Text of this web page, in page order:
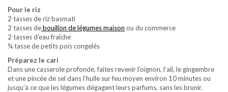
Pour le riz
2 tasses de riz basmati
2 tasses debouillon de légumes maison ou du commerce
2 tasses d’eau fraîche
¾ tasse de petits pois congelés
Préparez le cari
Dans une casserole profonde, faites revenir l’oignon, l’ail, le gingembre
et une pincée de sel dans l’huile sur feu moyen environ 10 minutes ou
jusqu’à ce que les légumes dégagent leurs parfums, sans les brunir.